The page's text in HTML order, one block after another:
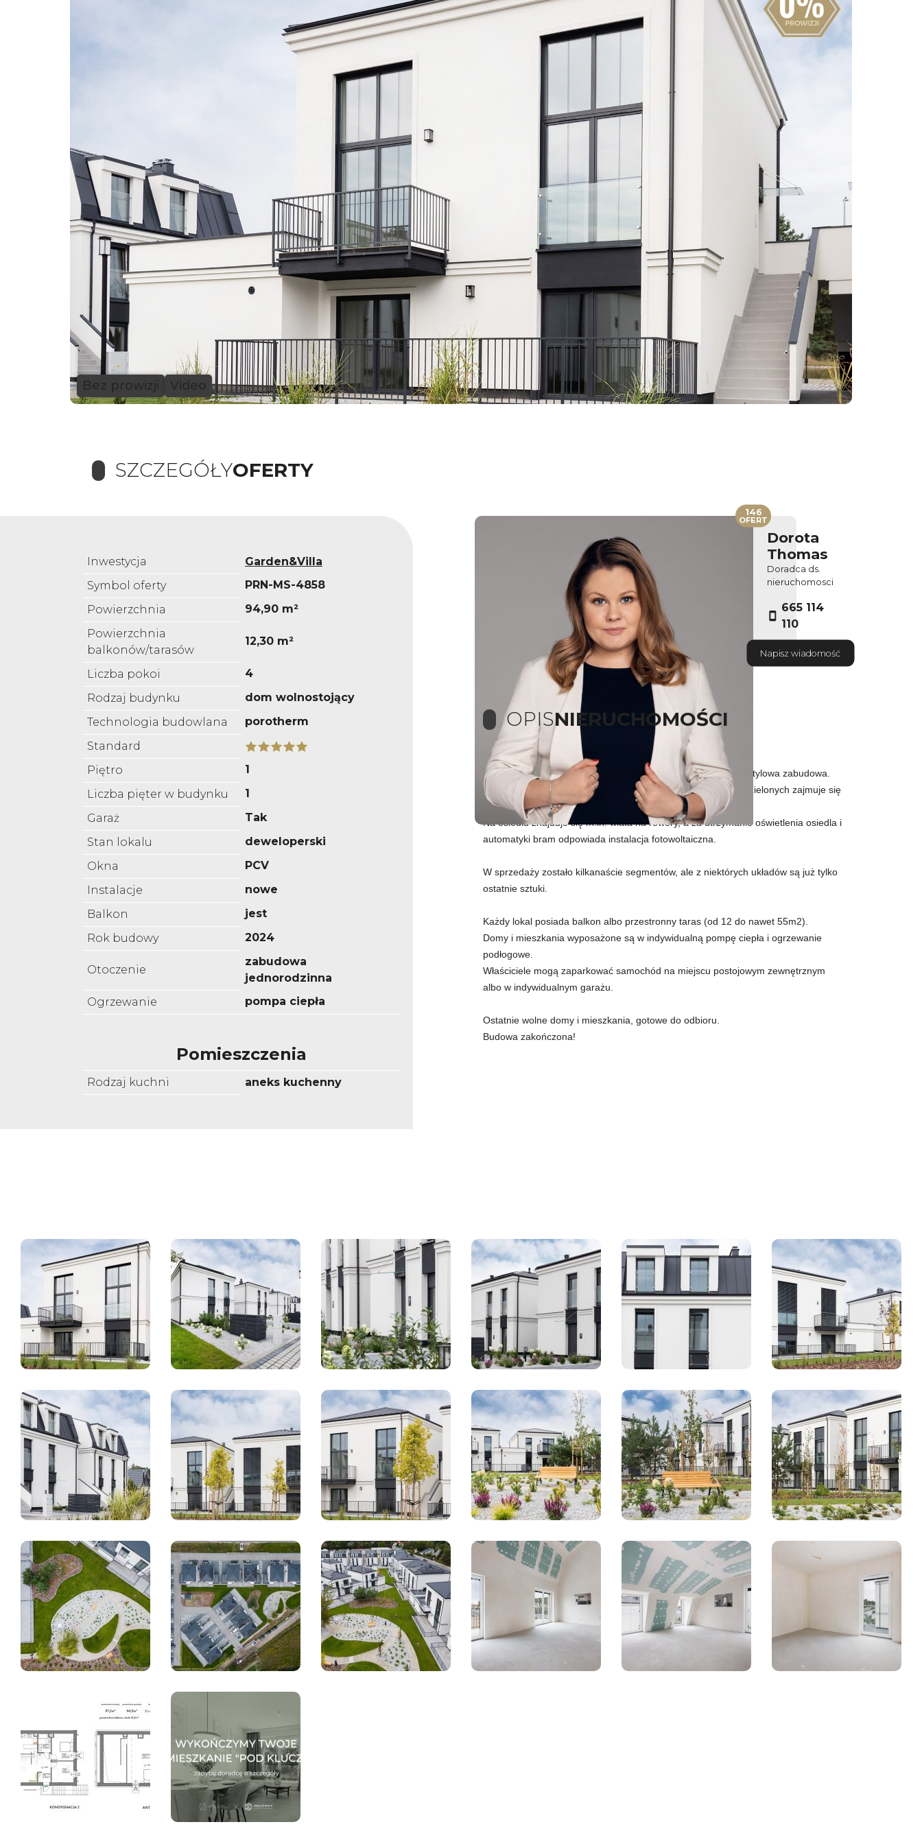
Bez prowizji Video
SZCZEGÓŁYOFERTY
Inwestycja
Garden&Villa
Symbol oferty
PRN-MS-4858
Powierzchnia
94,90 m²
Powierzchnia
balkonów/tarasów
12,30 m²
Liczba pokoi
4
Rodzaj budynku
dom wolnostojący
Technologia budowlana
porotherm
Standard
Piętro
1
Liczba pięter w budynku
1
Garaż
Tak
Stan lokalu
deweloperski
Okna
PCV
Instalacje
nowe
Balkon
jest
Rok budowy
2024
Otoczenie
zabudowa
jednorodzinna
Ogrzewanie
pompa ciepła
Pomieszczenia
Rodzaj kuchni aneks kuchenny
Dorota
Thomas
Doradca ds.
nieruchomosci
665 114
110
Napisz wiadomość
146
OFERT
OPISNIERUCHOMOŚCI
Na zamkniętym i monitorowanym osiedlu znajduje się niska i stylowa zabudowa.
Budynki są otoczone zielenią i kwiatami, a pielęgnacją części zielonych zajmuje się
osiedlowy ogrodnik.
Na osiedlu znajduje się m.in. wiata na rowery, a za utrzymanie oświetlenia osiedla i
automatyki bram odpowiada instalacja fotowoltaiczna.
W sprzedaży zostało kilkanaście segmentów, ale z niektórych układów są już tylko
ostatnie sztuki.
Każdy lokal posiada balkon albo przestronny taras (od 12 do nawet 55m2).
Domy i mieszkania wyposażone są w indywidualną pompę ciepła i ogrzewanie
podłogowe.
Właściciele mogą zaparkować samochód na miejscu postojowym zewnętrznym
albo w indywidualnym garażu.
Ostatnie wolne domy i mieszkania, gotowe do odbioru.
Budowa zakończona!